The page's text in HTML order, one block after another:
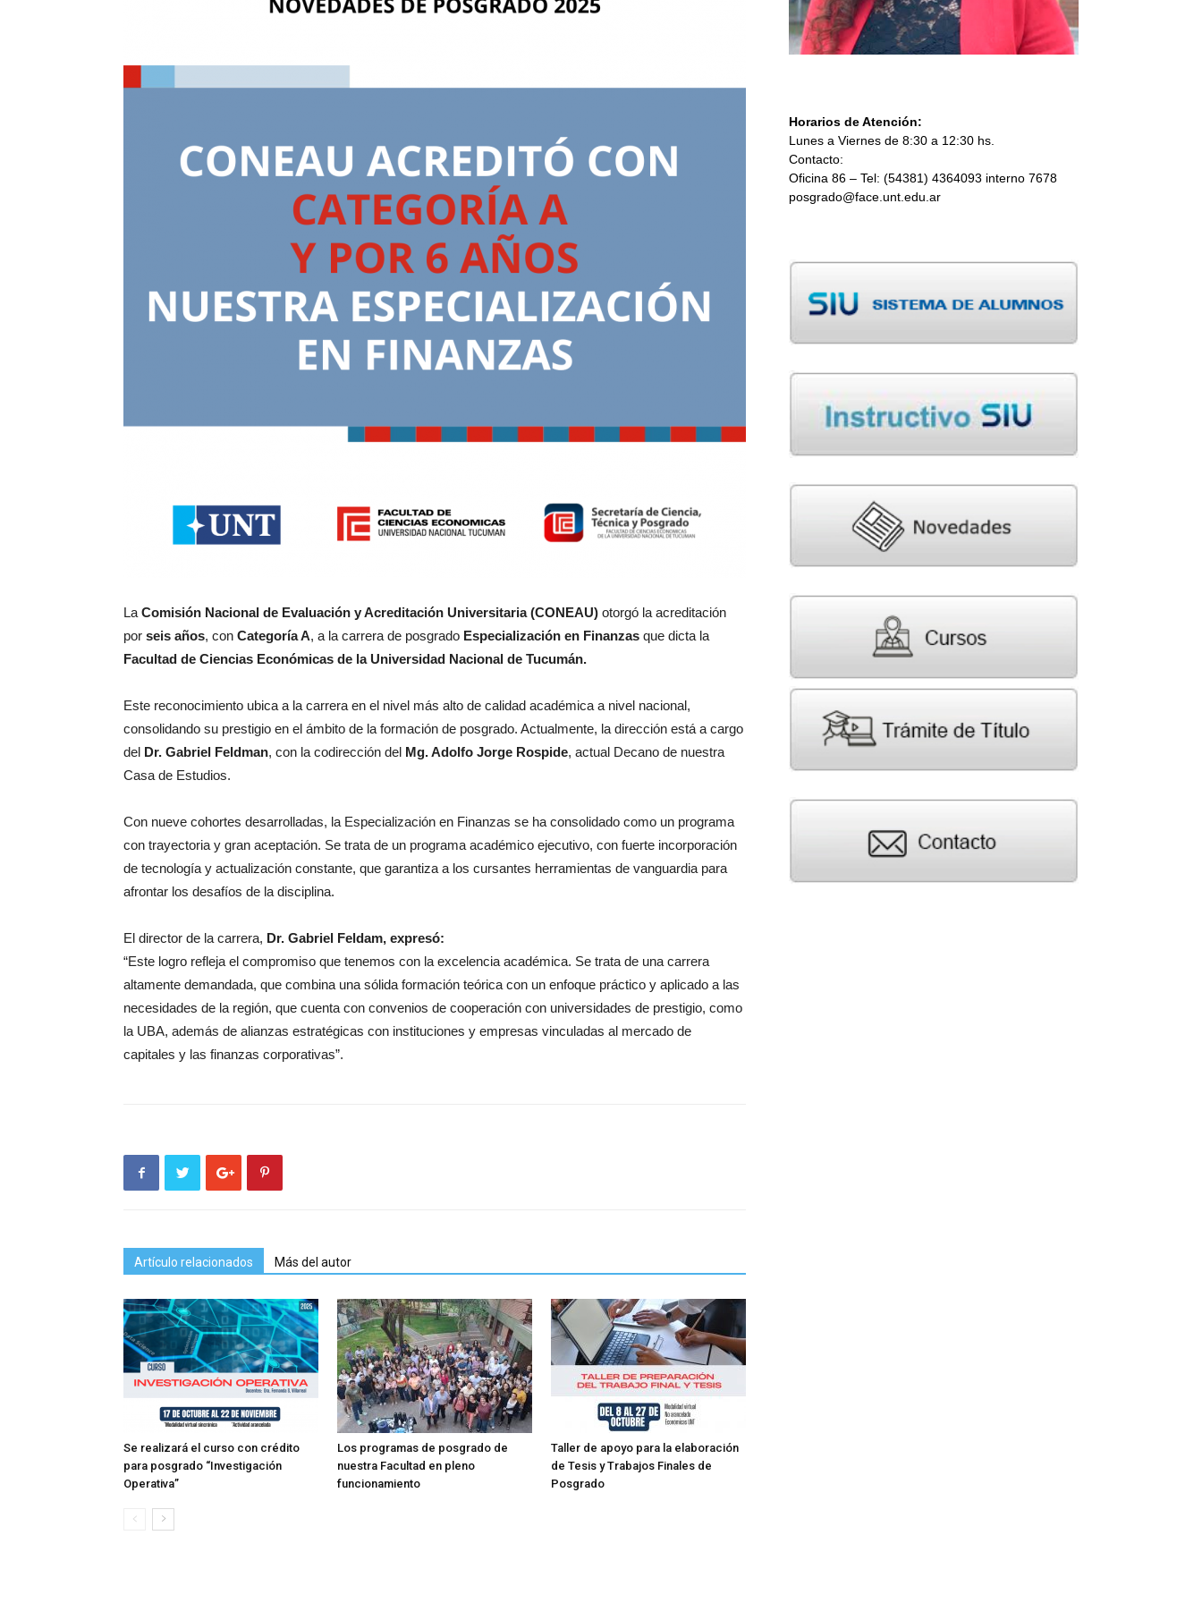
La Comisión Nacional de Evaluación y Acreditación Universitaria (CONEAU) otorgó la acreditación
por seis años, con Categoría A, a la carrera de posgrado Especialización en Finanzas que dicta la
Facultad de Ciencias Económicas de la Universidad Nacional de Tucumán.
Este reconocimiento ubica a la carrera en el nivel más alto de calidad académica a nivel nacional,
consolidando su prestigio en el ámbito de la formación de posgrado. Actualmente, la dirección está a cargo
del Dr. Gabriel Feldman, con la codirección del Mg. Adolfo Jorge Rospide, actual Decano de nuestra
Casa de Estudios.
Con nueve cohortes desarrolladas, la Especialización en Finanzas se ha consolidado como un programa
con trayectoria y gran aceptación. Se trata de un programa académico ejecutivo, con fuerte incorporación
de tecnología y actualización constante, que garantiza a los cursantes herramientas de vanguardia para
afrontar los desafíos de la disciplina.
El director de la carrera, Dr. Gabriel Feldam, expresó:
“Este logro refleja el compromiso que tenemos con la excelencia académica. Se trata de una carrera
altamente demandada, que combina una sólida formación teórica con un enfoque práctico y aplicado a las
necesidades de la región, que cuenta con convenios de cooperación con universidades de prestigio, como
la UBA, además de alianzas estratégicas con instituciones y empresas vinculadas al mercado de
capitales y las finanzas corporativas”.
Artículo relacionados Más del autor
Se realizará el curso con crédito
para posgrado “Investigación
Operativa”
Los programas de posgrado de
nuestra Facultad en pleno
funcionamiento
Taller de apoyo para la elaboración
de Tesis y Trabajos Finales de
Posgrado
Horarios de Atención:
Lunes a Viernes de 8:30 a 12:30 hs.
Contacto:
Oficina 86 – Tel: (54381) 4364093 interno 7678
posgrado@face.unt.edu.ar